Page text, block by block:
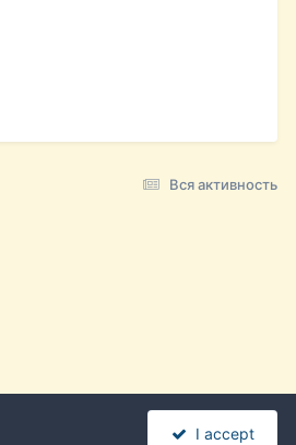
Вся активность
I accept